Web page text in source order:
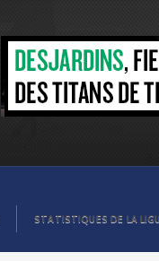
STATISTIQUES DE LA